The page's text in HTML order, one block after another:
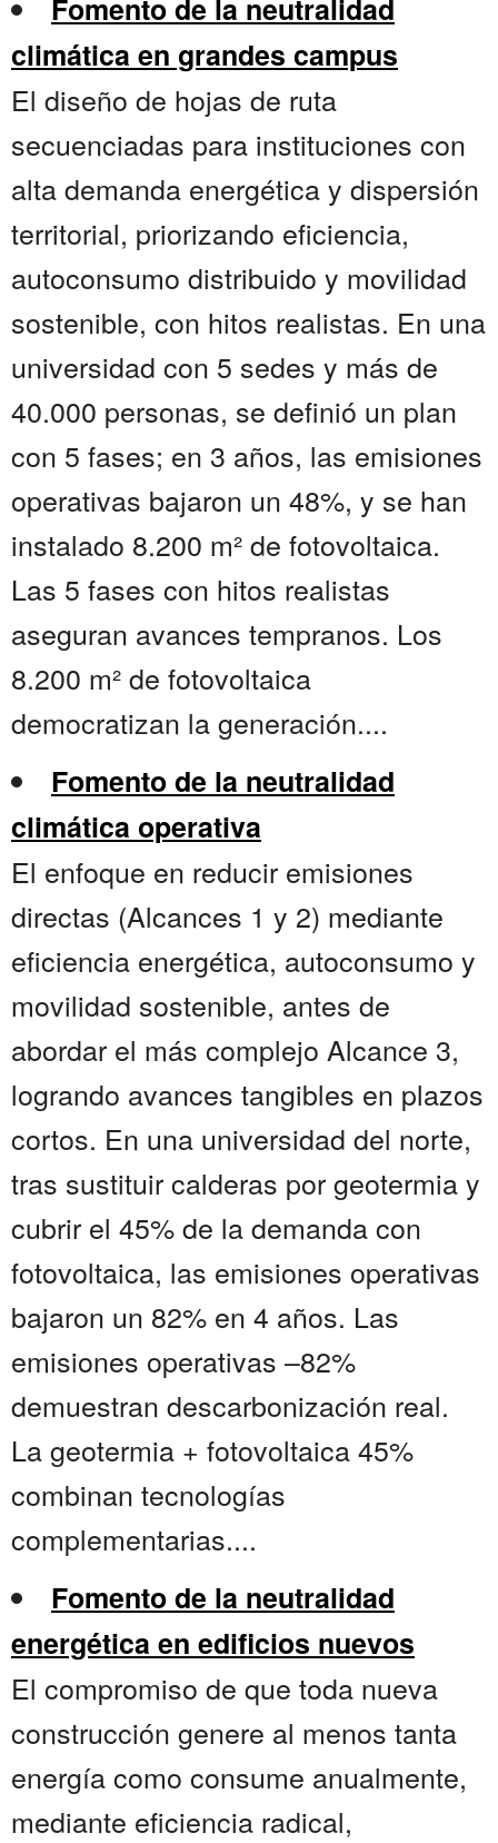
Fomento de la neutralidad
climática en grandes campus
El diseño de hojas de ruta
secuenciadas para instituciones con
alta demanda energética y dispersión
territorial, priorizando eficiencia,
autoconsumo distribuido y movilidad
sostenible, con hitos realistas. En una
universidad con 5 sedes y más de
40.000 personas, se definió un plan
con 5 fases; en 3 años, las emisiones
operativas bajaron un 48%, y se han
instalado 8.200 m² de fotovoltaica.
Las 5 fases con hitos realistas
aseguran avances tempranos. Los
8.200 m² de fotovoltaica
democratizan la generación....
Fomento de la neutralidad
climática operativa
El enfoque en reducir emisiones
directas (Alcances 1 y 2) mediante
eficiencia energética, autoconsumo y
movilidad sostenible, antes de
abordar el más complejo Alcance 3,
logrando avances tangibles en plazos
cortos. En una universidad del norte,
tras sustituir calderas por geotermia y
cubrir el 45% de la demanda con
fotovoltaica, las emisiones operativas
bajaron un 82% en 4 años. Las
emisiones operativas –82%
demuestran descarbonización real.
La geotermia + fotovoltaica 45%
combinan tecnologías
complementarias....
Fomento de la neutralidad
energética en edificios nuevos
El compromiso de que toda nueva
construcción genere al menos tanta
energía como consume anualmente,
mediante eficiencia radical,